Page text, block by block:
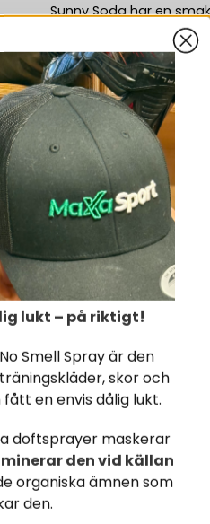
Sunny Soda har en
Hög koffeinhalt (55
och ammande eller
Ingredienser:
Kolsyrat vatten,
isoleucin), koffein,
D, vitamin B12),
sötningsmedel
· BCAA 4:1:1 (leucin,
· Koffein 180 mg
· Vitamin D 100% DRI
· Vitamin B6 100% DRI
· Vitamin B12 100% DRI
· Biotin 100% DRI
· Niacin 80% DRI
*DRI: Dagligt
-
Nocco
lukt – på riktigt!
Smell Spray är den
skor och
en envis dålig lukt.
doftsprayer maskerar
den vid källan
organiska ämnen som
den.